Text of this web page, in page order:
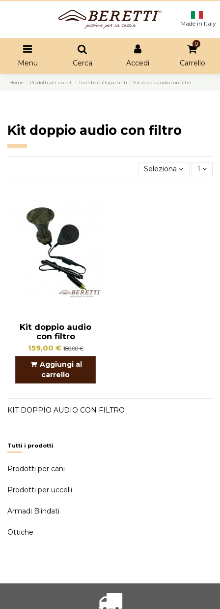
Made in Italy
Menu Cerca Accedi
0
Carrello
Home Prodotti per uccelli Trombe e altoparlanti Kit doppio audio con filtro
Kit doppio audio con filtro
Seleziona 1
Kit doppio audio
con filtro
159,00 €180,00 €
Aggiungi al
carrello
KIT DOPPIO AUDIO CON FILTRO
Tutti i prodotti
Prodotti per cani
Prodotti per uccelli
Armadi Blindati
Ottiche